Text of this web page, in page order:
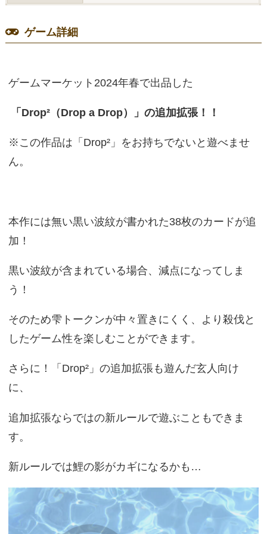
ゲーム詳細
ゲームマーケット2024年春で出品した
「Drop²（Drop a Drop）」の追加拡張！！
※この作品は「Drop²」をお持ちでないと遊べませ
ん。
本作には無い黒い波紋が書かれた38枚のカードが追
加！
黒い波紋が含まれている場合、減点になってしま
う！
そのため雫トークンが中々置きにくく、より殺伐と
したゲーム性を楽しむことができます。
さらに！「Drop²」の追加拡張も遊んだ玄人向け
に、
追加拡張ならではの新ルールで遊ぶこともできま
す。
新ルールでは鯉の影がカギになるかも…